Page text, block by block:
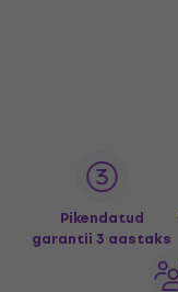
Pikendatud
garantii 3 aastaks